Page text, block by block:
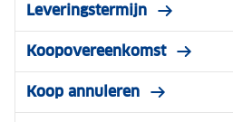
Leveringstermijn
Koopovereenkomst
Koop annuleren